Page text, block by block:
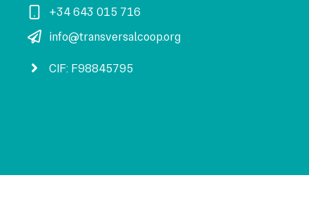
+34 643 015 716
info@transversalcoop.org
CIF: F98845795